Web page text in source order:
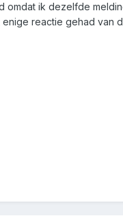
omdat ik dezelfde
reactie gehad van